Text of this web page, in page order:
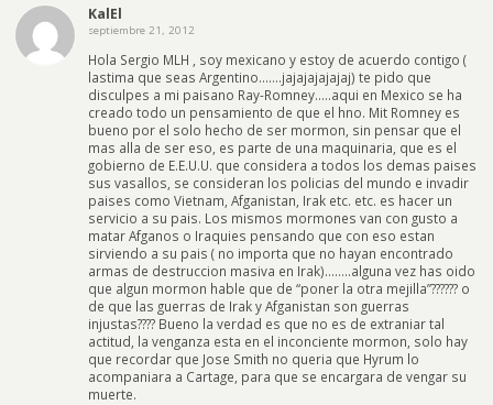
KalEl
septiembre 21, 2012
Hola Sergio MLH , soy mexicano y estoy de acuerdo contigo (
lastima que seas Argentino…….jajajajajajaj) te pido que
disculpes a mi paisano Ray-Romney…..aqui en Mexico se ha
creado todo un pensamiento de que el hno. Mit Romney es
bueno por el solo hecho de ser mormon, sin pensar que el
mas alla de ser eso, es parte de una maquinaria, que es el
gobierno de E.E.U.U. que considera a todos los demas paises
sus vasallos, se consideran los policias del mundo e invadir
paises como Vietnam, Afganistan, Irak etc. etc. es hacer un
servicio a su pais. Los mismos mormones van con gusto a
matar Afganos o Iraquies pensando que con eso estan
sirviendo a su pais ( no importa que no hayan encontrado
armas de destruccion masiva en Irak)……..alguna vez has oido
que algun mormon hable que de “poner la otra mejilla”?????? o
de que las guerras de Irak y Afganistan son guerras
injustas???? Bueno la verdad es que no es de extraniar tal
actitud, la venganza esta en el inconciente mormon, solo hay
que recordar que Jose Smith no queria que Hyrum lo
acompaniara a Cartage, para que se encargara de vengar su
muerte.